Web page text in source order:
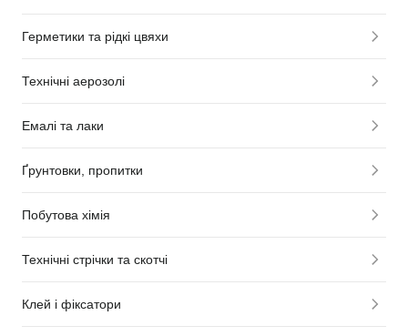
Герметики та рідкі цвяхи
Технічні аерозолі
Емалі та лаки
Ґрунтовки, пропитки
Побутова хімія
Технічні стрічки та скотчі
Клей і фіксатори